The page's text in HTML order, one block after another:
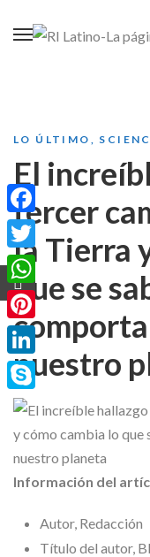
LO ÚLTIMO
El
tercer
la Tierra
que se
nuestro
Información del
Autor, Redacción
Título del autor,
Facebook
Twitter
WhatsApp
Pinterest
LinkedIn
Skype